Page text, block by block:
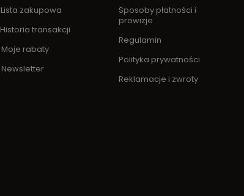
Lista zakupowa
Historia transakcji
Moje rabaty
Newsletter
Sposoby płatności i
prowizje
Regulamin
Polityka prywatności
Reklamacje i zwroty